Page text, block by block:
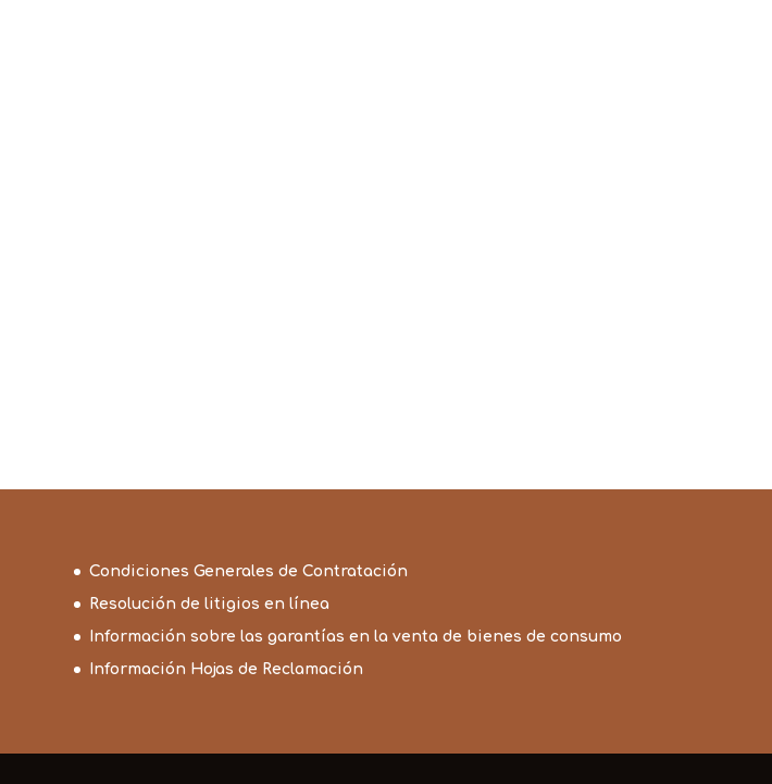
Condiciones Generales de Contratación
Resolución de litigios en línea
Información sobre las garantías en la venta de bienes de consumo
Información Hojas de Reclamación